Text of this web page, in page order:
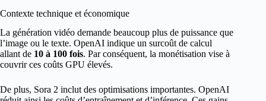
Contexte technique et économique
La génération vidéo demande beaucoup plus de puissance que
l’image ou le texte. OpenAI indique un surcoût de calcul
allant de 10 à 100 fois. Par conséquent, la monétisation vise à
couvrir ces coûts GPU élevés.
De plus, Sora 2 inclut des optimisations importantes. OpenAI